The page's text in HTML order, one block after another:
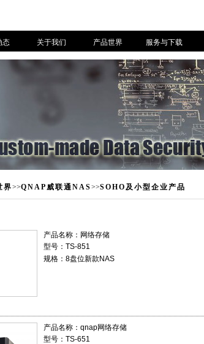
态 关于我们 产品世界 服务与下载
界>>QNAP威联通NAS>>SOHO及小型企业产品
产品名称： 网络存储
型号：TS-851
规格：8盘位新款NAS
产品名称： qnap网络存储
型号：TS-651